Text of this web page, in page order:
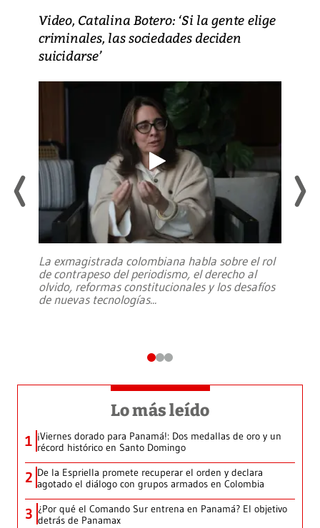
Video, Catalina Botero: ‘Si la gente elige
criminales, las sociedades deciden
suicidarse’
La exmagistrada colombiana habla sobre el rol
de contrapeso del periodismo, el derecho al
olvido, reformas constitucionales y los desafíos
de nuevas tecnologías...
Lo más leído
1 ¡Viernes dorado para Panamá!: Dos medallas de oro y un
récord histórico en Santo Domingo
2 De la Espriella promete recuperar el orden y declara
agotado el diálogo con grupos armados en Colombia
3 ¿Por qué el Comando Sur entrena en Panamá? El objetivo
detrás de Panamax